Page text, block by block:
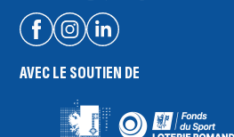
AVEC LE SOUTIEN DE